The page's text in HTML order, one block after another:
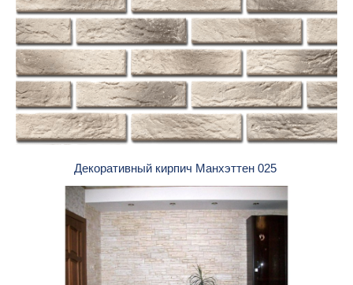
Декоративный кирпич Манхэттен 025